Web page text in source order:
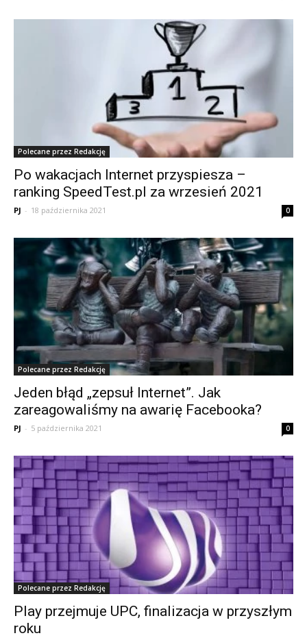
Polecane przez Redakcję
Po wakacjach Internet przyspiesza –
ranking SpeedTest.pl za wrzesień 2021
PJ - 18 października 2021 0
Polecane przez Redakcję
Jeden błąd „zepsuł Internet”. Jak
zareagowaliśmy na awarię Facebooka?
PJ - 5 października 2021 0
Polecane przez Redakcję
Play przejmuje UPC, finalizacja w przyszłym
roku